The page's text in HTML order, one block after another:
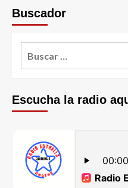
Buscador
Escucha la radio